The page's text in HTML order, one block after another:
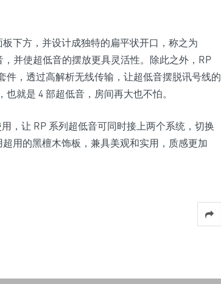
下方，并设计成独特的扁平状开口，称之为
并使超低音的摆放更具灵活性。除此之外，RP
件，透过高解析无线传输，让超低音摆脱讯号线的
就是 4 部超低音，房间再大也不怕。
，让 RP 系列超低音可同时接上两个系统，切换
用的黑檀木饰板，兼具美观和实用，质感更加